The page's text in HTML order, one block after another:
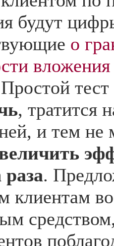
будут
о
вложения
, тратится
и тем не
раза.
клиентам